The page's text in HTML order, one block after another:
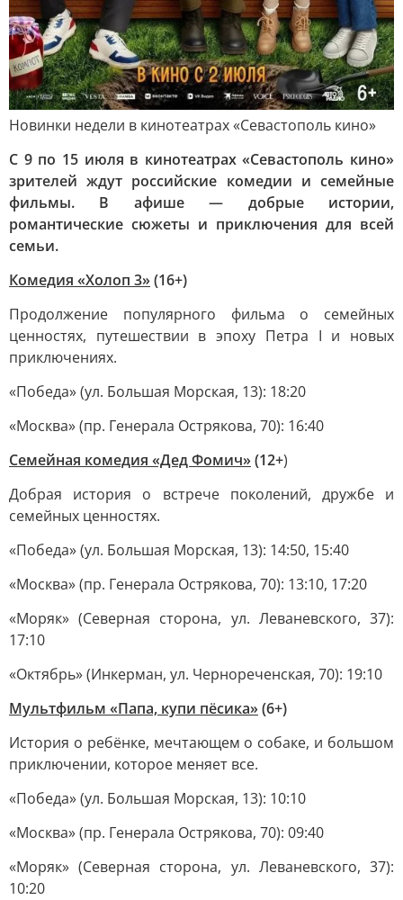
Новинки недели в кинотеатрах «Севастополь кино»
С 9 по 15 июля в кинотеатрах «Севастополь кино»
зрителей ждут российские комедии и семейные
фильмы. В афише — добрые истории,
романтические сюжеты и приключения для всей
семьи.
Комедия «Холоп 3»(16+)
Продолжение популярного фильма о семейных
ценностях, путешествии в эпоху Петра I и новых
приключениях.
«Победа» (ул. Большая Морская, 13): 18:20
«Москва» (пр. Генерала Острякова, 70): 16:40
Семейная комедия «Дед Фомич»(12+)
Добрая история о встрече поколений, дружбе и
семейных ценностях.
«Победа» (ул. Большая Морская, 13): 14:50, 15:40
«Москва» (пр. Генерала Острякова, 70): 13:10, 17:20
«Моряк» (Северная сторона, ул. Леваневского, 37):
17:10
«Октябрь» (Инкерман, ул. Чернореченская, 70): 19:10
Мультфильм «Папа, купи пёсика»(6+)
История о ребёнке, мечтающем о собаке, и большом
приключении, которое меняет все.
«Победа» (ул. Большая Морская, 13): 10:10
«Москва» (пр. Генерала Острякова, 70): 09:40
«Моряк» (Северная сторона, ул. Леваневского, 37):
10:20